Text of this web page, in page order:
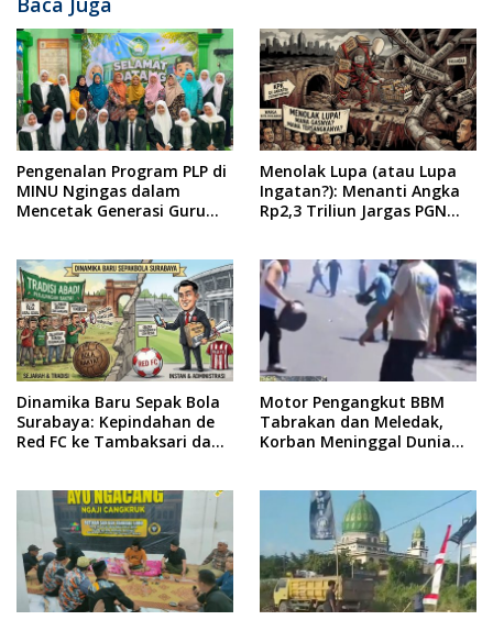
Pengenalan Program PLP di
MINU Ngingas dalam
Mencetak Generasi Guru
Menolak Lupa (atau Lupa
Ingatan?): Menanti Angka
Rp2,3 Triliun Jargas PGN
Dinamika Baru Sepak Bola
Surabaya: Kepindahan de
Red FC ke Tambaksari dan
Motor Pengangkut BBM
Tabrakan dan Meledak,
Korban Meninggal Dunia